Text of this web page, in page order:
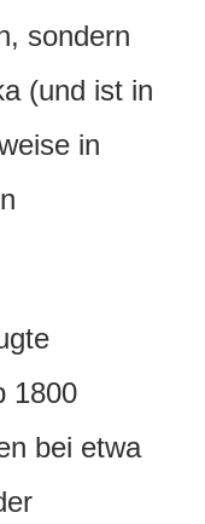
sondern
(und ist in
in
1800
bei etwa